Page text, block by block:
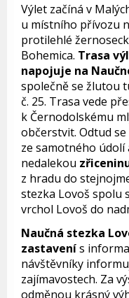
Výlet začíná v
u místního přívozu
protilehlé
Bohemica. Trasa
napojuje na
společně se žlutou
č. 25. Trasa vede
k Černodolskému
občerstvit. Odtud
ze samotného
nedalekou
z hradu do
stezka Lovoš spolu
vrchol Lovoš do
Naučná stezka
zastavenís
návštěvníky
zajímavostech. Za
odměnou krásný